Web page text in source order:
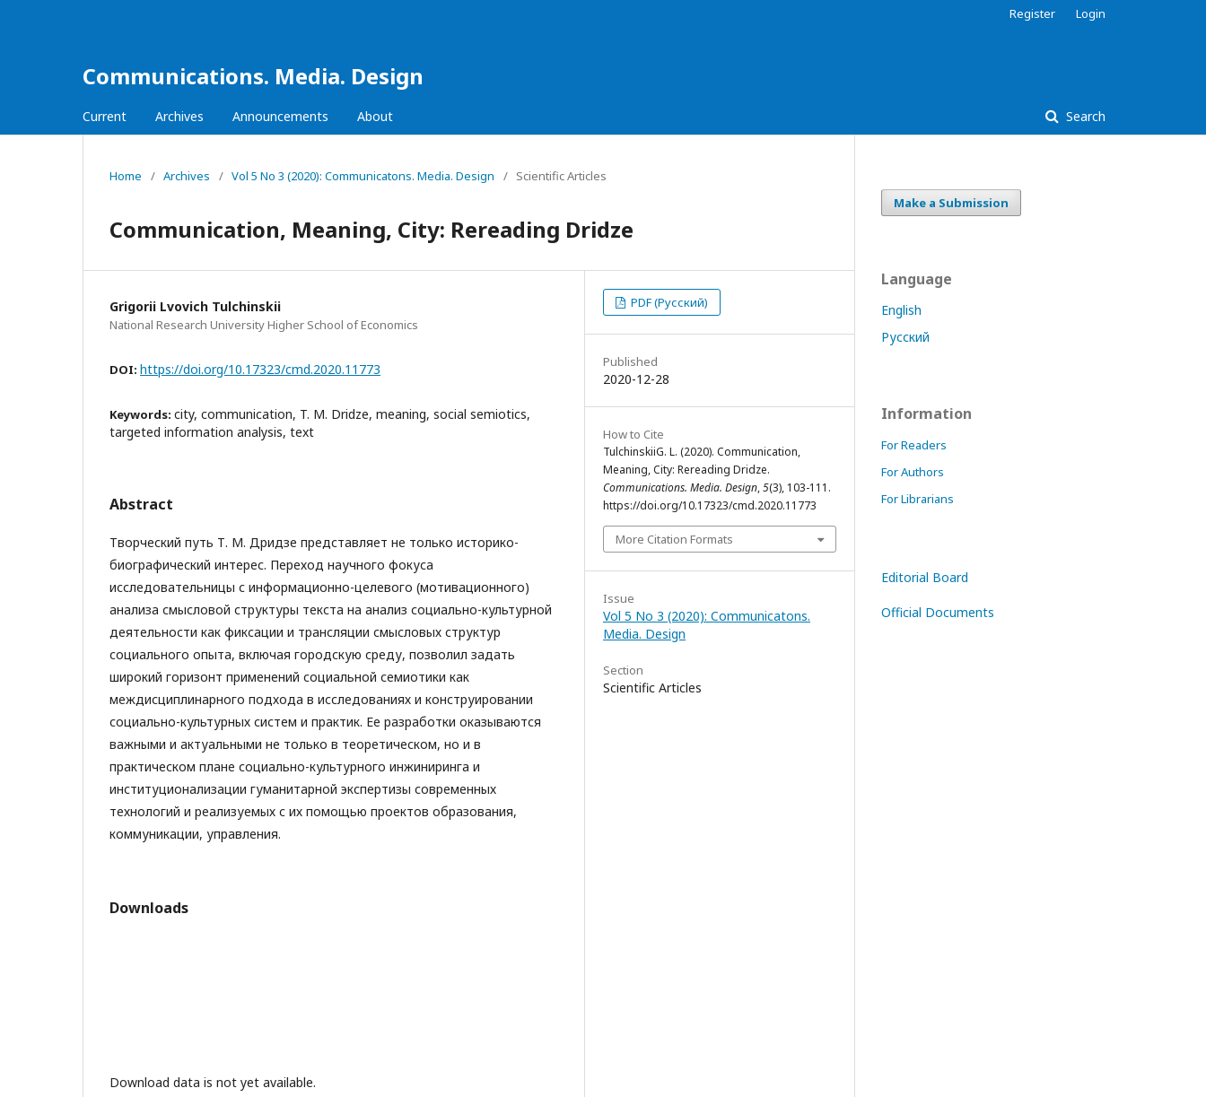
Communications. Media. Design
Current Archives Announcements About Search
Register Login
Home / Archives / Vol 5 No 3 (2020): Communicatons. Media. Design / Scientific Articles
Communication, Meaning, City: Rereading Dridze
Grigorii Lvovich Tulchinskii
National Research University Higher School of Economics
DOI: https://doi.org/10.17323/cmd.2020.11773
Keywords: city, communication, T. M. Dridze, meaning, social semiotics,
targeted information analysis, text
Abstract
Творческий путь Т. М. Дридзе представляет не только историко-
биографический интерес. Переход научного фокуса
исследовательницы с информационно-целевого (мотивационного)
анализа смысловой структуры текста на анализ социально-культурной
деятельности как фиксации и трансляции смысловых структур
социального опыта, включая городскую среду, позволил задать
широкий горизонт применений социальной семиотики как
междисциплинарного подхода в исследованиях и конструировании
социально-культурных систем и практик. Ее разработки оказываются
важными и актуальными не только в теоретическом, но и в
практическом плане социально-культурного инжиниринга и
институционализации гуманитарной экспертизы современных
технологий и реализуемых с их помощью проектов образования,
коммуникации, управления.
Downloads
Download data is not yet available.
PDF (Русский)
Published
2020-12-28
How to Cite
TulchinskiiG. L. (2020). Communication,
Meaning, City: Rereading Dridze.
Communications. Media. Design,5(3), 103-111.
https://doi.org/10.17323/cmd.2020.11773
More Citation Formats
Issue
Vol 5 No 3 (2020): Communicatons.
Media. Design
Section
Scientific Articles
Make a Submission
Language
English
Русский
Information
For Readers
For Authors
For Librarians
Editorial Board
Official Documents